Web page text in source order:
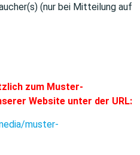
(nur bei Mitteilung auf
zum Muster-
Website unter der URL:
muster-